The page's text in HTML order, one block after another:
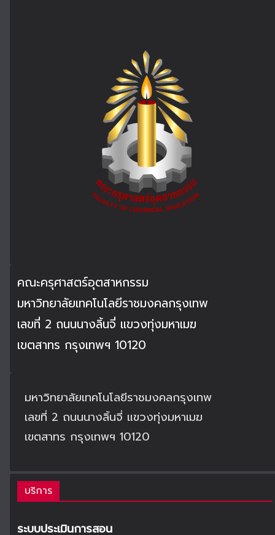
คณะครุศาสตร์อุตสาหกรรม
มหาวิทยาลัยเทคโนโลยีราชมงคลกรุงเทพ
เลขที่ 2 ถนนนางลิ้นจี่ แขวงทุ่งมหาเมฆ
เขตสาทร กรุงเทพฯ 10120
มหาวิทยาลัยเทคโนโลยีราชมงคลกรุงเทพ
เลขที่ 2 ถนนนางลิ้นจี่ แขวงทุ่งมหาเมฆ
เขตสาทร กรุงเทพฯ 10120
บริการ
ระบบประเมินการสอน